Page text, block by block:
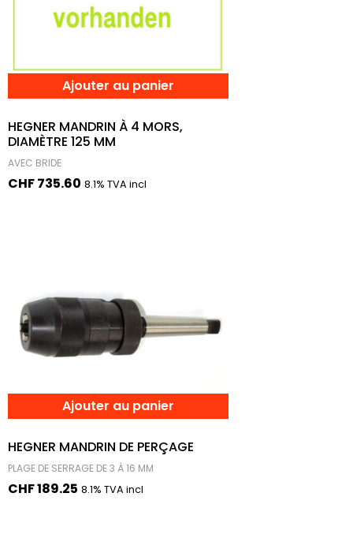
Ajouter au panier
HEGNER MANDRIN À 4 MORS,
DIAMÈTRE 125 MM
AVEC BRIDE
CHF735.60 8.1% TVA incl
Ajouter au panier
HEGNER MANDRIN DE PERÇAGE
PLAGE DE SERRAGE DE 3 À 16 MM
CHF189.25 8.1% TVA incl